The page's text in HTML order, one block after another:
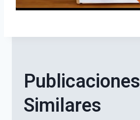
Publicaciones
Similares